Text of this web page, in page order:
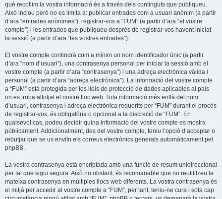
què recollim la vostra informació és a través dels continguts que publiqueu.
Això inclou però no es limita a: publicar entrades com a usuari anònim (a partir
d’ara “entrades anònimes”), registrar-vos a “FUM” (a partir d’ara “el vostre
compte”) i les entrades que publiqueu després de registrar-vos havent iniciat
la sessió (a partir d’ara “les vostres entrades”).
El vostre compte contindrà com a mínim un nom identificador únic (a partir
d’ara “nom d’usuari”), una contrasenya personal per iniciar la sessió amb el
vostre compte (a partir d’ara “contrasenya”) i una adreça electrònica vàlida i
personal (a partir d’ara “adreça electrònica”). La informació del vostre compte
a “FUM” està protegida per les lleis de protecció de dades aplicables al país
on es troba allotjat el nostre lloc web. Tota informació més enllà del nom
d’usuari, contrasenya i adreça electrònica requerits per “FUM” durant el procés
de registrar-vos, és obligatòria o opcional a la discreció de “FUM”. En
qualsevol cas, podeu decidir quina informació del vostre compte es mostra
públicament. Addicionalment, des del vostre compte, teniu l’opció d’acceptar o
rebutjar que se us enviïn els correus electrònics generats automàticament pel
phpBB.
La vostra contrasenya està encriptada amb una funció de resum unidireccional
per tal que sigui segura. Això no obstant, és recomanable que no reutilitzeu la
mateixa contrasenya en múltiples llocs web diferents. La vostra contrasenya és
el mitjà per accedir al vostre compte a “FUM”, per tant, teniu-ne cura i sota cap